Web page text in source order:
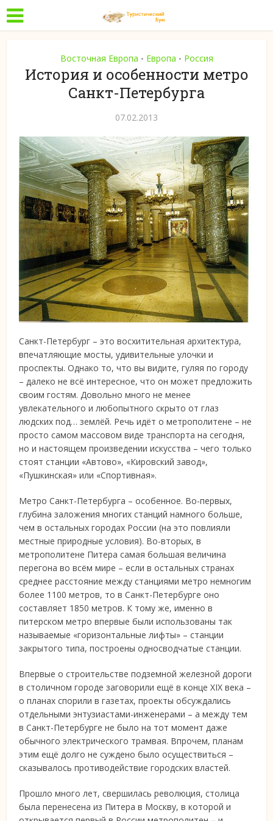
Восточная Европа • Европа • Россия
История и особенности метро
Санкт-Петербурга
07.02.2013
Санкт-Петербург – это восхитительная архитектура,
впечатляющие мосты, удивительные улочки и
проспекты. Однако то, что вы видите, гуляя по городу
– далеко не всё интересное, что он может предложить
своим гостям. Довольно много не менее
увлекательного и любопытного скрыто от глаз
людских под… землёй. Речь идёт о метрополитене – не
просто самом массовом виде транспорта на сегодня,
но и настоящем произведении искусства – чего только
стоят станции «Автово», «Кировский завод»,
«Пушкинская» или «Спортивная».
Метро Санкт-Петербурга – особенное. Во-первых,
глубина заложения многих станций намного больше,
чем в остальных городах России (на это повлияли
местные природные условия). Во-вторых, в
метрополитене Питера самая большая величина
перегона во всём мире – если в остальных странах
среднее расстояние между станциями метро немногим
более 1100 метров, то в Санкт-Петербурге оно
составляет 1850 метров. К тому же, именно в
питерском метро впервые были использованы так
называемые «горизонтальные лифты» – станции
закрытого типа, построены односводчатые станции.
Впервые о строительстве подземной железной дороги
в столичном городе заговорили ещё в конце XIX века –
о планах спорили в газетах, проекты обсуждались
отдельными энтузиастами-инженерами – а между тем
в Санкт-Петербурге не было на тот момент даже
обычного электрического трамвая. Впрочем, планам
этим ещё долго не суждено было осуществиться –
сказывалось противодействие городских властей.
Прошло много лет, свершилась революция, столица
была перенесена из Питера в Москву, в которой и